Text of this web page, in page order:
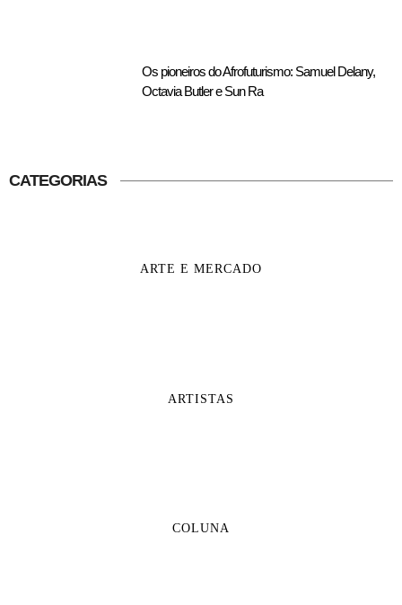
Os pioneiros do Afrofuturismo: Samuel Delany,
Octavia Butler e Sun Ra
CATEGORIAS
ARTE E MERCADO
ARTISTAS
COLUNA